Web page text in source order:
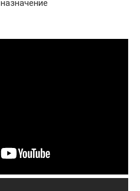
назначение